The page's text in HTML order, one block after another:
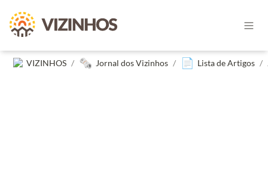
VIZINHOS / 🗞️ Jornal dos Vizinhos / 📄 Lista de Artigos /